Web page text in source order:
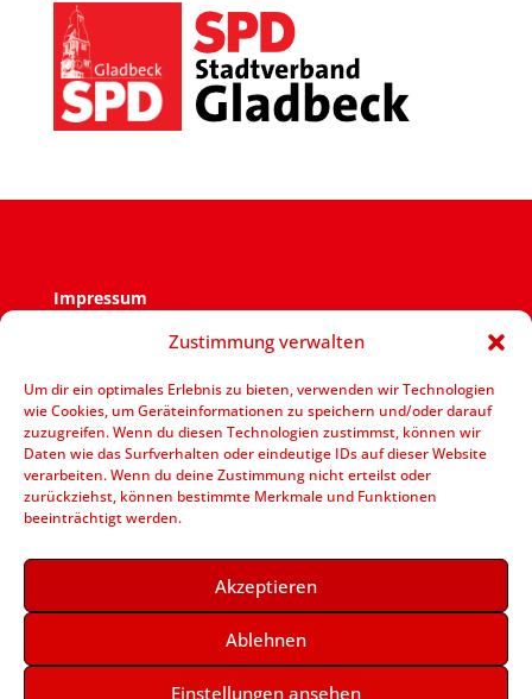
Zustimmung verwalten
Um dir ein optimales Erlebnis zu bieten, verwenden wir Technologien
wie Cookies, um Geräteinformationen zu speichern und/oder darauf
zuzugreifen. Wenn du diesen Technologien zustimmst, können wir
Daten wie das Surfverhalten oder eindeutige IDs auf dieser Website
verarbeiten. Wenn du deine Zustimmung nicht erteilst oder
zurückziehst, können bestimmte Merkmale und Funktionen
beeinträchtigt werden.
Akzeptieren
Ablehnen
Einstellungen ansehen
Impressum
Verantwortlich für den Inhalt ist der SPD Ortsverein
V.i.S.d.P.: Jens Bennarend Goetheplatz 11 – 45964
Gladbeck